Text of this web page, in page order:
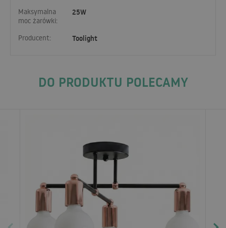
Maksymalna
moc żarówki:
25W
Producent: Toolight
DO PRODUKTU POLECAMY